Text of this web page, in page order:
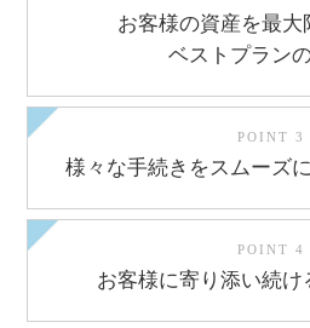
お客様の資産を最大
ベストプラン
POINT 3
様々な手続きをスムーズ
POINT 4
お客様に寄り添い続け